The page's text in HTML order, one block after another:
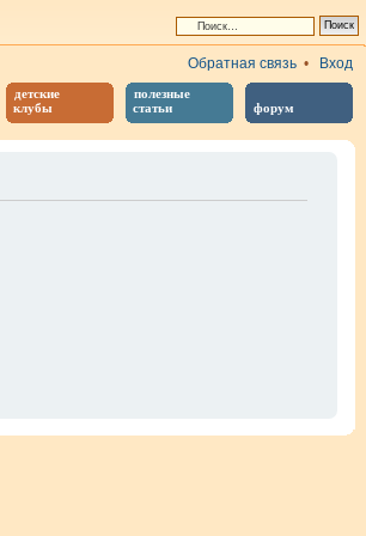
детские
клубы
полезные
статьи
форум
Обратная связь • Вход